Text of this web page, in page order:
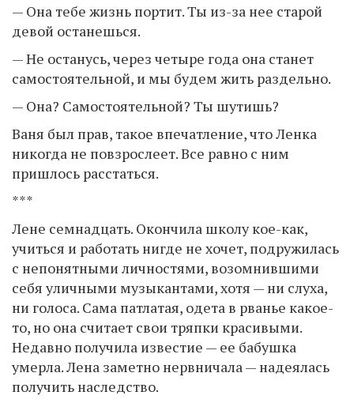
— Она тебе жизнь портит. Ты из-за нее старой
девой останешься.
— Не останусь, через четыре года она станет
самостоятельной, и мы будем жить раздельно.
— Она? Самостоятельной? Ты шутишь?
Ваня был прав, такое впечатление, что Ленка
никогда не повзрослеет. Все равно с ним
пришлось расстаться.
***
Лене семнадцать. Окончила школу кое-как,
учиться и работать нигде не хочет, подружилась
с непонятными личностями, возомнившими
себя уличными музыкантами, хотя — ни слуха,
ни голоса. Сама патлатая, одета в рванье какое-
то, но она считает свои тряпки красивыми.
Недавно получила известие — ее бабушка
умерла. Лена заметно нервничала — надеялась
получить наследство.